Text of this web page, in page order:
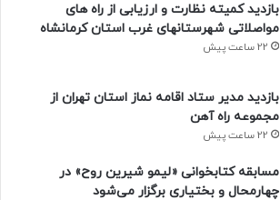
بازدید کمیته نظارت و ارزیابی از راه های
مواصلاتی شهرستانهای غرب استان کرمانشاه
22 ساعت پیش
بازدید مدیر ستاد اقامه نماز استان تهران از
مجموعه راه آهن
22 ساعت پیش
مسابقه کتابخوانی «لیمو شیرین روح» در
چهارمحال و بختیاری برگزار می‌شود